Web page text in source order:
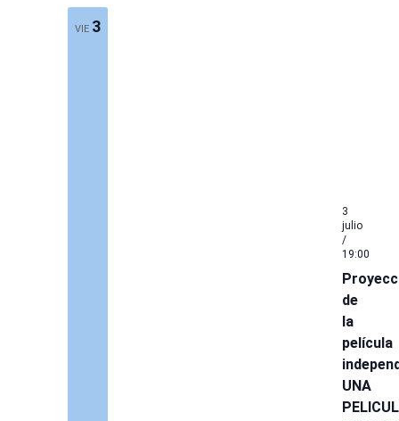
VIE 3
de
la
película
UNA
3
julio
/
19:00